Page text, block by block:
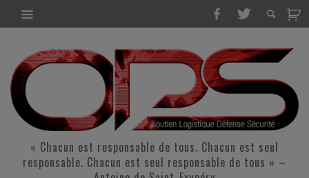
« Chacun est responsable de tous. Chacun est seul
responsable. Chacun est seul responsable de tous » –